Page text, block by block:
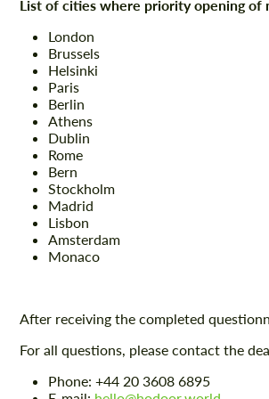
List of cities where priority opening of
London
Brussels
Helsinki
Paris
Berlin
Athens
Dublin
Rome
Bern
Stockholm
Madrid
Lisbon
Amsterdam
Monaco
After receiving the completed
For all questions, please contact the
Phone: +44 20 3608 6895